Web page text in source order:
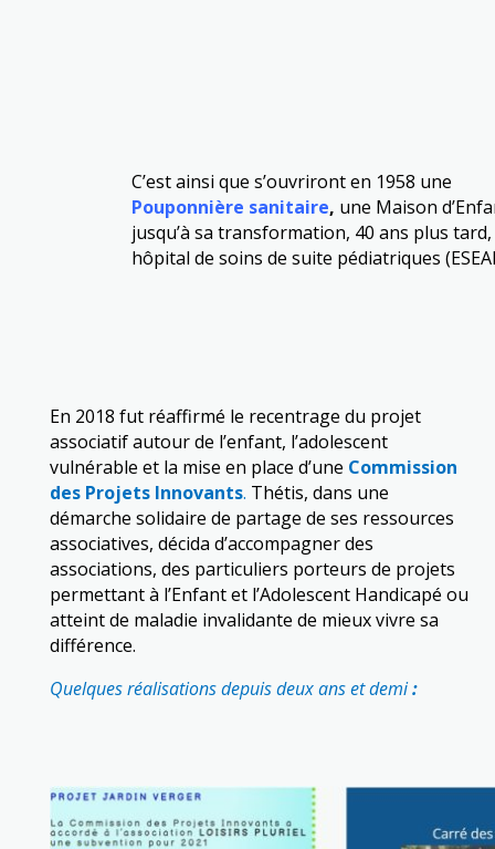
C’est ainsi que s’ouvriront en 1958 une
Pouponnière sanitaire, une Maison
jusqu’à sa transformation, 40 ans plus
hôpital de soins de suite pédiatriques
En 2018 fut réaffirmé le recentrage du projet
associatif autour de l’enfant, l’adolescent
vulnérable et la mise en place d’une Commission
des Projets Innovants. Thétis, dans une
démarche solidaire de partage de ses ressources
associatives, décida d’accompagner des
associations, des particuliers porteurs de projets
permettant à l’Enfant et l’Adolescent Handicapé ou
atteint de maladie invalidante de mieux vivre sa
différence.
Quelques réalisations depuis deux ans et demi: